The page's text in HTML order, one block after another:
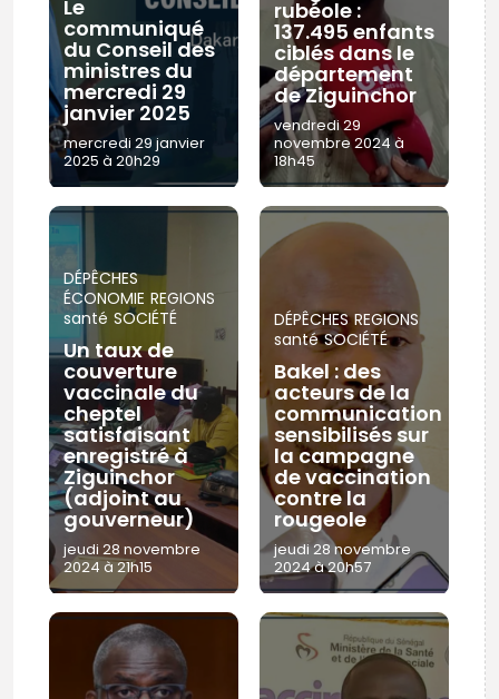
Le
communiqué
du Conseil des
ministres du
mercredi 29
janvier 2025
mercredi 29 janvier
2025 à 20h29
rubéole :
137.495 enfants
ciblés dans le
département
de Ziguinchor
vendredi 29
novembre 2024 à
18h45
DÉPÊCHES
ÉCONOMIE REGIONS
santé SOCIÉTÉ
Un taux de
couverture
vaccinale du
cheptel
satisfaisant
enregistré à
Ziguinchor
(adjoint au
gouverneur)
jeudi 28 novembre
2024 à 21h15
DÉPÊCHES REGIONS
santé SOCIÉTÉ
Bakel : des
acteurs de la
communication
sensibilisés sur
la campagne
de vaccination
contre la
rougeole
jeudi 28 novembre
2024 à 20h57